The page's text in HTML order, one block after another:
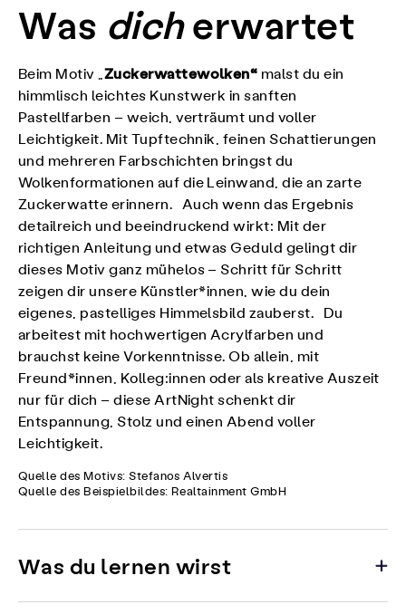
Was dicherwartet
Beim Motiv „ Zuckerwattewolken“ malst du ein
himmlisch leichtes Kunstwerk in sanften
Pastellfarben – weich, verträumt und voller
Leichtigkeit. Mit Tupftechnik, feinen Schattierungen
und mehreren Farbschichten bringst du
Wolkenformationen auf die Leinwand, die an zarte
Zuckerwatte erinnern. Auch wenn das Ergebnis
detailreich und beeindruckend wirkt: Mit der
richtigen Anleitung und etwas Geduld gelingt dir
dieses Motiv ganz mühelos – Schritt für Schritt
zeigen dir unsere Künstler*innen, wie du dein
eigenes, pastelliges Himmelsbild zauberst. Du
arbeitest mit hochwertigen Acrylfarben und
brauchst keine Vorkenntnisse. Ob allein, mit
Freund*innen, Kolleg:innen oder als kreative Auszeit
nur für dich – diese ArtNight schenkt dir
Entspannung, Stolz und einen Abend voller
Leichtigkeit.
Quelle des Motivs: Stefanos Alvertis
Quelle des Beispielbildes: Realtainment GmbH
Was du lernen wirst